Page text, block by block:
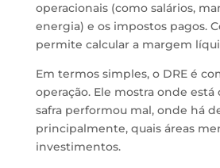
operacionais (como salários,
energia) e os impostos pagos.
permite calcular a margem
Em termos simples, o DRE é
operação. Ele mostra onde
safra performou mal, onde há
principalmente, quais áreas
investimentos.